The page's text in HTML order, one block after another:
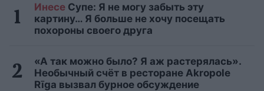
Инесе Супе: Я не могу забыть эту
картину… Я больше не хочу посещать
похороны своего друга
«А так можно было? Я аж растерялась».
Необычный счёт в ресторане Akropole
Rīga вызвал бурное обсуждение